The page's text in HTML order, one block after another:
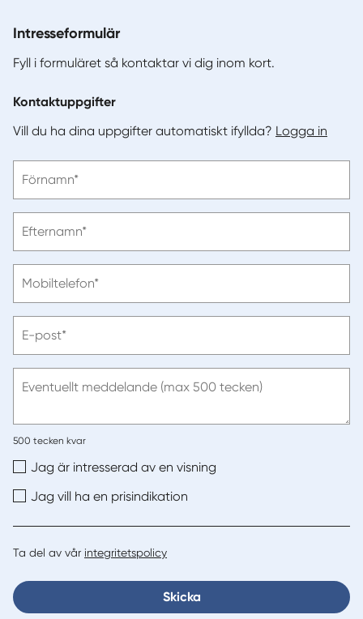
Intresseformulär
Fyll i formuläret så kontaktar vi dig inom kort.
Kontaktuppgifter
Vill du ha dina uppgifter automatiskt ifyllda? Logga in
ange
Förnamn*
ange
Efternamn*
ange
Mobiltelefon*
ange
post
E-post*
Eventuellt meddelande (max 500 tecken)
500 tecken kvar
Jag är intresserad av en visning
Jag vill ha en prisindikation
Ta del av vår integritetspolicy
Skicka